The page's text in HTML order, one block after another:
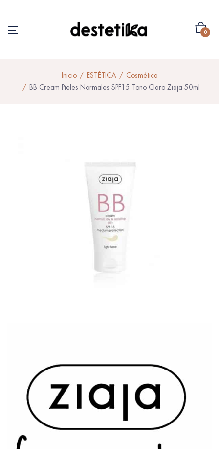
0
Inicio ESTÉTICA
Cosmética
BB Cream Pieles Normales SPF15 Tono Claro Ziaja 50ml